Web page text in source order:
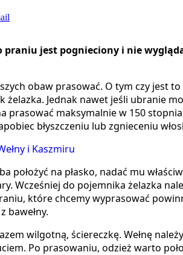
praniu jest pognieciony i nie
obaw prasować. O tym czy jest
żelazka. Jednak nawet jeśli ubranie
prasować maksymalnie w 150
błyszczeniu lub zgnieceniu
położyć na płasko, nadać mu
Wcześniej do pojemnika żelazka
które chcemy wyprasować
bawełny.
wilgotną, ściereczkę. Wełnę
Po prasowaniu, odzież warto